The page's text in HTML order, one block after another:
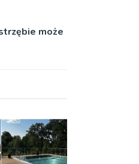
może